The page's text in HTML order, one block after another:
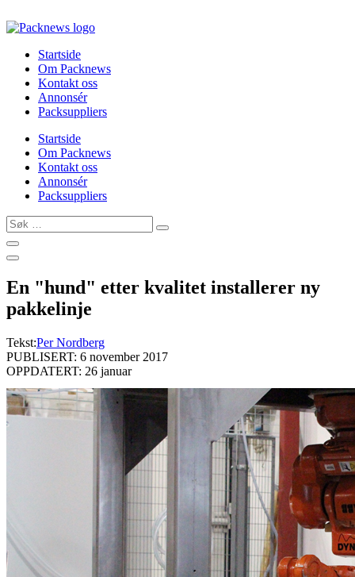
to
Startside
Om Packnews
Kontakt oss
Annonsér
Packsuppliers
Startside
Om Packnews
Kontakt oss
Annonsér
Packsuppliers
Søk
…
En "hund" etter kvalitet installerer ny
pakkelinje
Tekst:Per Nordberg
PUBLISERT: 6 november 2017
OPPDATERT: 26 januar